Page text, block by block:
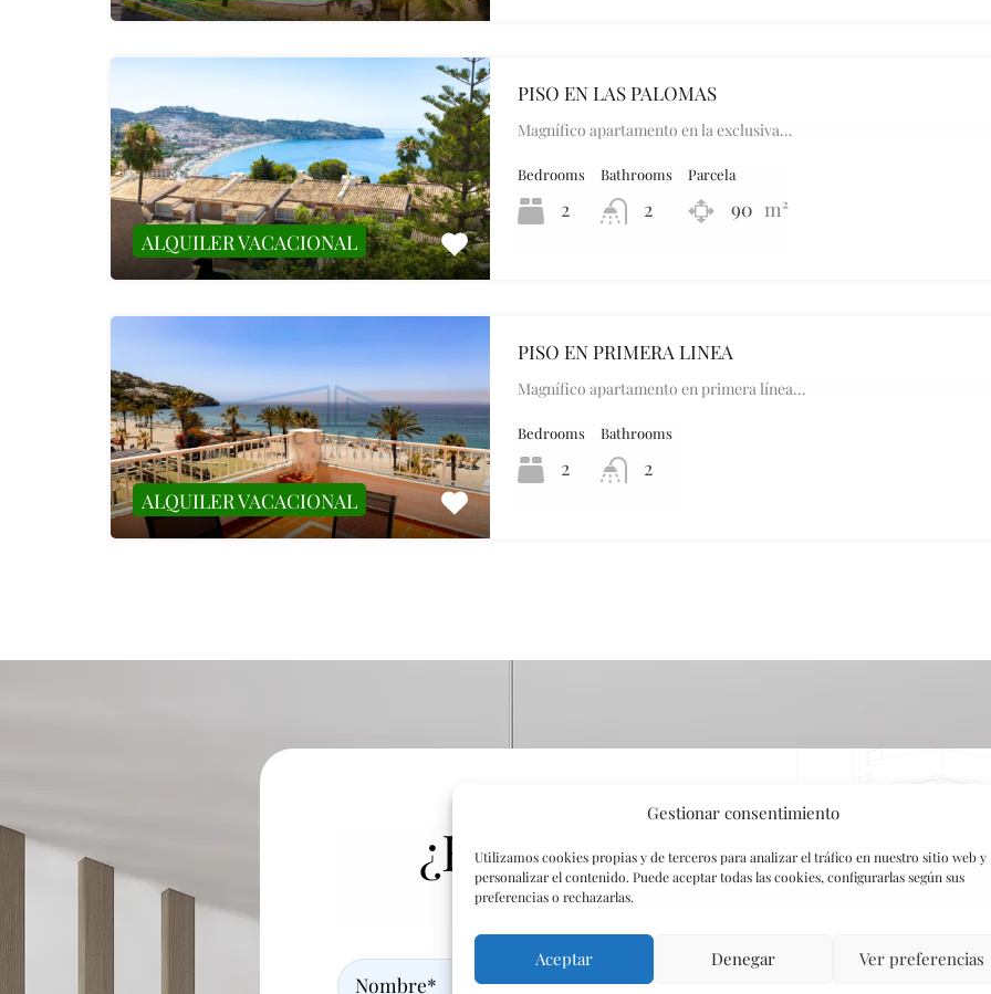
Gestionar consentimiento
Utilizamos cookies propias y de terceros para analizar el tráfico en nuestro sitio web y
personalizar el contenido. Puede aceptar todas las cookies, configurarlas según sus
preferencias o rechazarlas.
Aceptar Denegar Ver preferencias
ALQUILER VACACIONAL
PISO EN LAS PALOMAS
Magnífico apartamento en la exclusiva…
Bedrooms
2
Bathrooms
2
Parcela
90 m²
ALQUILER VACACIONAL
PISO EN PRIMERA LINEA
Magnífico apartamento en primera línea…
Bedrooms
2
Bathrooms
2
¿Hablamos? Te
compromiso
Nombre Correo